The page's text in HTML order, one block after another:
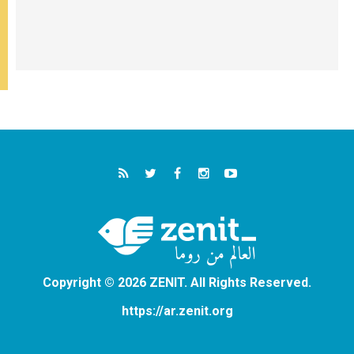
Copyright © 2026 ZENIT. All Rights Reserved.
https://ar.zenit.org